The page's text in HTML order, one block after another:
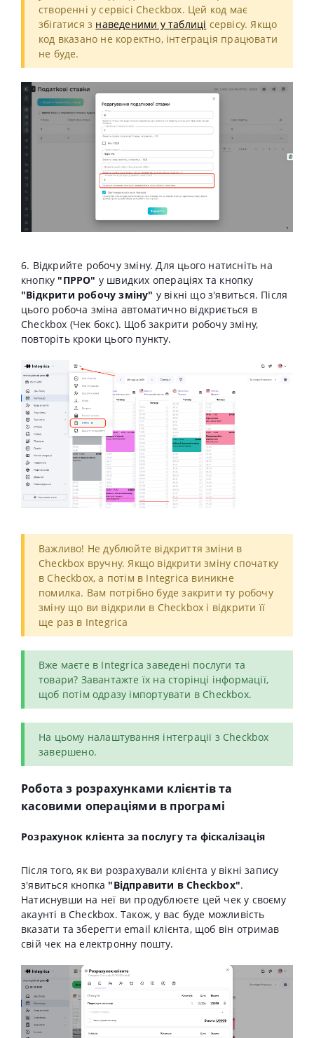
створенні у сервісі Cheсkbox. Цей код має
збігатися з наведеними у таблиці сервісу. Якщо
код вказано не коректно, інтеграція працювати
не буде.
6. Відкрийте робочу зміну. Для цього натисніть на
кнопку "ПРРО" у швидких операціях та кнопку
"Відкрити робочу зміну" у вікні що з'явиться. Після
цього робоча зміна автоматично відкриється в
Cheсkbox (Чек бокс). Щоб закрити робочу зміну,
повторіть кроки цього пункту.
Важливо! Не дублюйте відкриття зміни в
Cheсkbox вручну. Якщо відкрити зміну спочатку
в Cheсkbox, а потім в Integrica виникне
помилка. Вам потрібно буде закрити ту робочу
зміну що ви відкрили в Cheсkbox і відкрити її
ще раз в Integrica
Вже маєте в Integrica заведені послуги та
товари? Завантажте їх на сторінці інформації,
щоб потім одразу імпортувати в Cheсkbox.
На цьому налаштування інтеграції з Cheсkbox
завершено.
Робота з розрахунками клієнтів та
касовими операціями в програмі
Розрахунок клієнта за послугу та фіскалізація
Після того, як ви розрахували клієнта у вікні запису
з'явиться кнопка "Відправити в Cheсkbox".
Натиснувши на неї ви продублюєте цей чек у своєму
акаунті в Cheсkbox. Також, у вас буде можливість
вказати та зберегти email клієнта, щоб він отримав
свій чек на електронну пошту.